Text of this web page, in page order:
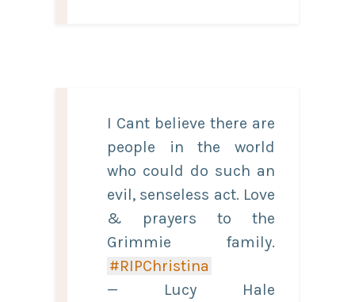
I Cant believe there are
people in the world
who could do such an
evil, senseless act. Love
& prayers to the
Grimmie family.
#RIPChristina
— Lucy Hale